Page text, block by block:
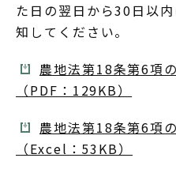
た日の翌日から30日以
知してください。
農地法第18条第6項
（PDF：129KB）
農地法第18条第6項
（Excel：53KB）